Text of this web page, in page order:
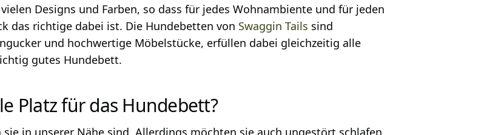
Designs und Farben, so dass für jedes Wohnambiente und für jeden
das richtige dabei ist. Die Hundebetten von Swaggin Tails sind
und hochwertige Möbelstücke, erfüllen dabei gleichzeitig alle
gutes Hundebett.
Platz für das Hundebett?
sie in unserer Nähe sind. Allerdings möchten sie auch ungestört schlafen